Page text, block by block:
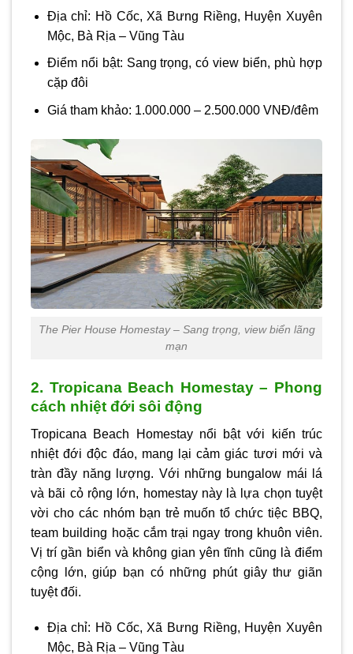
Địa chỉ: Hồ Cốc, Xã Bưng Riềng, Huyện Xuyên
Mộc, Bà Rịa – Vũng Tàu
Điểm nổi bật: Sang trọng, có view biển, phù hợp
cặp đôi
Giá tham khảo: 1.000.000 – 2.500.000 VNĐ/đêm
The Pier House Homestay – Sang trọng, view biển lãng
mạn
2. Tropicana Beach Homestay – Phong
cách nhiệt đới sôi động
Tropicana Beach Homestay nổi bật với kiến trúc
nhiệt đới độc đáo, mang lại cảm giác tươi mới và
tràn đầy năng lượng. Với những bungalow mái lá
và bãi cỏ rộng lớn, homestay này là lựa chọn tuyệt
vời cho các nhóm bạn trẻ muốn tổ chức tiệc BBQ,
team building hoặc cắm trại ngay trong khuôn viên.
Vị trí gần biển và không gian yên tĩnh cũng là điểm
cộng lớn, giúp bạn có những phút giây thư giãn
tuyệt đối.
Địa chỉ: Hồ Cốc, Xã Bưng Riềng, Huyện Xuyên
Mộc, Bà Rịa – Vũng Tàu